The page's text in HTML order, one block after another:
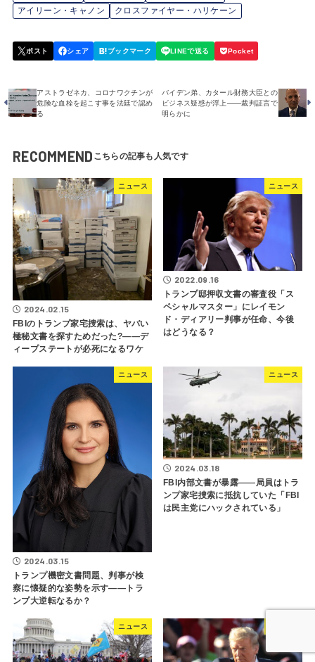
アイリーン・キャノン
クロスファイヤー・ハリケーン
アストラゼネカ、コロナワクチンが
危険な血栓を起こす事を法廷で認め
る
バイデン弟、カタール財務大臣との
ビジネス疑惑が浮上――裁判証言で
明らかに
RECOMMEND
ニュース
2024.02.15
FBIのトランプ家宅捜索は、ヤバい
極秘文書を探すためだった?――デ
ィープステートが必死になるワケ
ニュース
2022.09.16
トランプ邸押収文書の審査役「ス
ペシャルマスター」にレイモン
ド・ディアリー判事が任命、今後
はどうなる？
ニュース
2024.03.15
トランプ機密文書問題、判事が検
察に懐疑的な姿勢を示す――トラ
ンプ大逆転なるか？
ニュース
2024.03.18
FBI内部文書が暴露――局員はトラ
ンプ家宅捜索に抵抗していた「FBI
は民主党にハックされている」
ニュース